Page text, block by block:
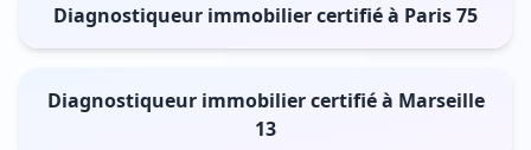
Diagnostiqueur immobilier certifié à Paris 75
Diagnostiqueur immobilier certifié à Marseille
13